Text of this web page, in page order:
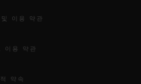
이용 약관
이용 약관
약속